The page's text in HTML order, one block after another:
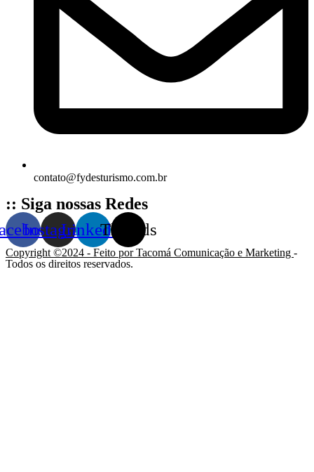
contato@fydesturismo.com.br
:: Siga nossas Redes
Instagram
LinkedinThreads
Copyright ©2024 - Feito porTacomá Comunicação e Marketing -
Todos os direitos reservados.